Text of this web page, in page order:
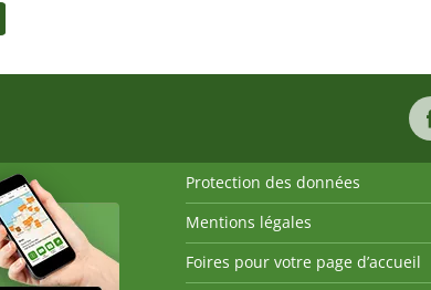
Protection des données
Mentions légales
Foires pour votre page d’accueil